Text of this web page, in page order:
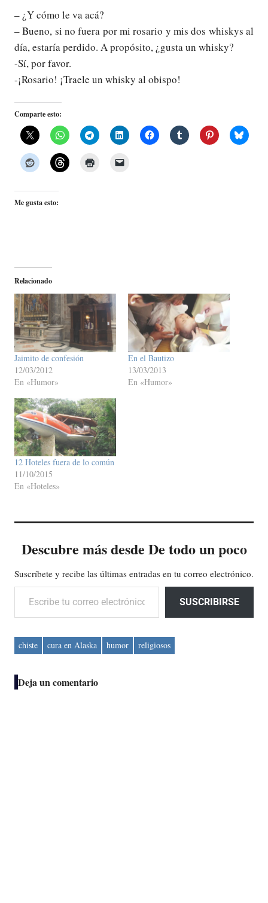
– ¿Y cómo le va acá?
– Bueno, si no fuera por mi rosario y mis dos whiskys al
día, estaría perdido. A propósito, ¿gusta un whisky?
-Sí, por favor.
-¡Rosario! ¡Traele un whisky al obispo!
Comparte esto:
Me gusta esto:
Relacionado
Jaimito de confesión
12/03/2012
En «Humor»
En el Bautizo
13/03/2013
En «Humor»
12 Hoteles fuera de lo común
11/10/2015
En «Hoteles»
Descubre más desde De todo un poco
Suscríbete y recibe las últimas entradas en tu correo electrónico.
Escribe tu correo electrónico…
SUSCRIBIRSE
chiste cura en Alaska humor religiosos
Deja un comentario